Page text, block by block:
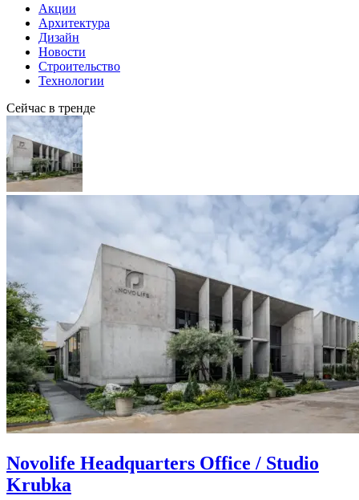
Акции
Архитектура
Дизайн
Новости
Строительство
Технологии
Сейчас в тренде
Novolife Headquarters Office / Studio
Krubka